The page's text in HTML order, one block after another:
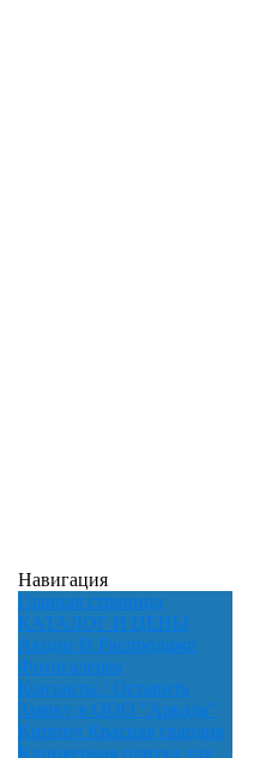
Навигация
Главная страница
КАТАЛОГ И ЦЕНЫ
Акции И Распродажи
Фотогалерея
Контакты / Оставить
Заявку в ООО "Аркада"
Кирпич Красная гвардия
Клинкерная плитка для